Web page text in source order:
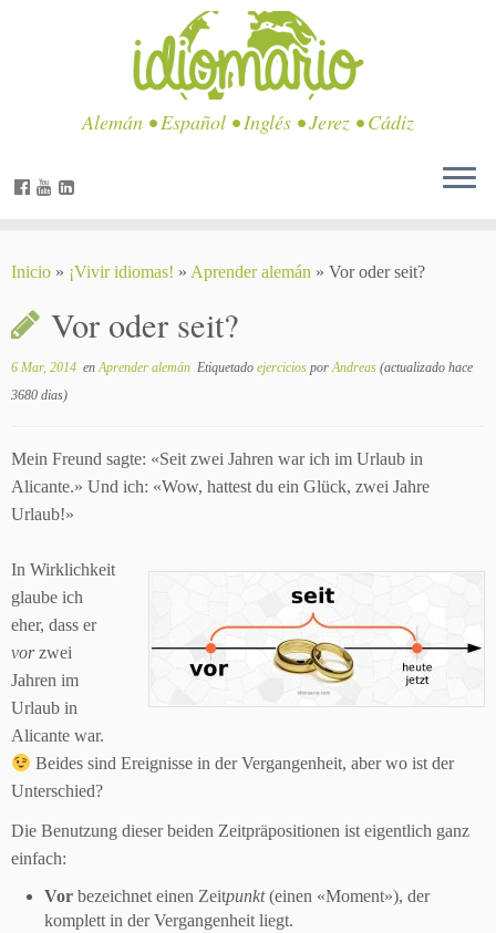
Alemán • Español • Inglés • Jerez • Cádiz
Inicio » ¡Vivir idiomas! » Aprender alemán » Vor oder seit?
Vor oder seit?
6 Mar, 2014 enAprender alemán Etiquetado ejercicios porAndreas (actualizado hace
3680 dias)
Mein Freund sagte: «Seit zwei Jahren war ich im Urlaub in
Alicante.» Und ich: «Wow, hattest du ein Glück, zwei Jahre
Urlaub!»
In Wirklichkeit
glaube ich
eher, dass er
vorzwei
Jahren im
Urlaub in
Alicante war.
Beides sind Ereignisse in der Vergangenheit, aber wo ist der
Unterschied?
Die Benutzung dieser beiden Zeitpräpositionen ist eigentlich ganz
einfach:
Vor bezeichnet einen Zeitpunkt(einen «Moment»), der
komplett in der Vergangenheit liegt.